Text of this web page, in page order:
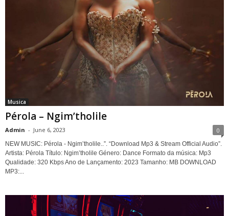
Musica
Pérola – Ngim’tholile
Admin - June 6, 2023 0
NEW MUSIC: Pérola - Ngim’tholile..”. “Download Mp3 & Stream Official Audio”.
Artista: Pérola Título: Ngim’tholile Género: Dance Formato da música: Mp3
Qualidade: 320 Kbps Ano de Lançamento: 2023 Tamanho: MB DOWNLOAD
MP3:...